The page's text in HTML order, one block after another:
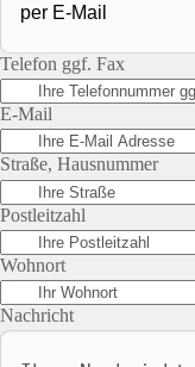
Telefon ggf. Fax
E-Mail
Straße, Hausnummer
Postleitzahl
Wohnort
Nachricht